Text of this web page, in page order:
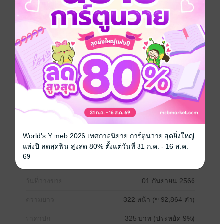
ไฟปฏิวัติฝรั่งเศสจากถ้วยกาแฟให้ลุกโชน แล้วลิ้มรสชาใน
จักรวรรดิที่ตะวันไม่เคยตกดิน ตบท้ายด้วยโคลารสหวาน
ซ่าอันเป็นสัญลักษณ์แห่งโลกาภิวัตน์ในขวดแก้ว
เตรียมกระดกความอัศจรรย์ที่กักเก็บอยู่ในเครื่องดื่ม 6 แก้ว
ซึ่งครั้งหนึ่งเป็นทั้งยาวิเศษและปีศาจสังหาร เป็นเสบียงใน
ยามศึกและอาหารในยามยาก เป็นเครื่องมือค้าทาสและ
แบ่งแยกชนชั้น เป็นโรงบ่มเพาะความคิดและเครื่องดื่ม
แห่งเหตุผล หากได้ดื่มด่ำต้นรากอารยธรรมผ่าน
ประวัติศาสตร์โลกใน 6 แก้วนี้ รับรองว่าคุณจะไม่มอง
เครื่องดื่มแก้วโปรดในมุมเดิมอีกเลย
01 กันยายน 2566
322 หน้า (≈ 92,864 คำ)
325 บาท (ประหยัด 9%)
World's Y meb 2026 เทศกาลนิยาย การ์ตูนวาย สุดยิ่งใหญ่
แห่งปี ลดสุดฟิน สูงสุด 80% ตั้งแต่วันที่ 31 ก.ค. - 16 ส.ค.
69